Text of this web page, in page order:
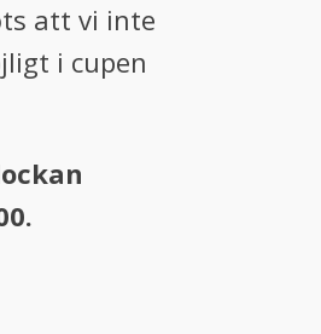
att vi inte
i cupen